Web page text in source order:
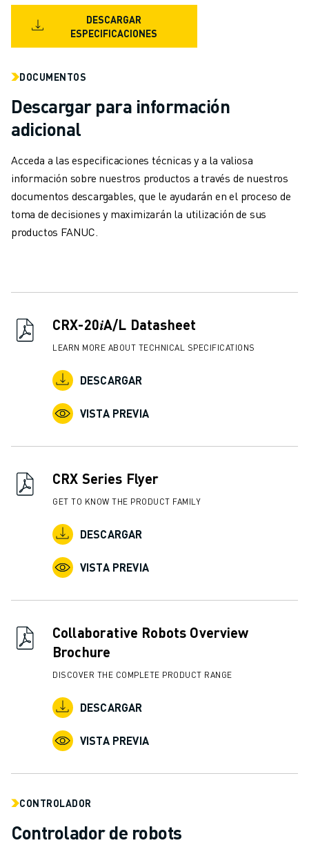
CONTACTAR
IMPRINT
DESCARGAR
ESPECIFICACIONES
DOCUMENTOS
Descargar para información
adicional
Acceda a las especificaciones técnicas y a la valiosa
información sobre nuestros productos a través de nuestros
documentos descargables, que le ayudarán en el proceso de
toma de decisiones y maximizarán la utilización de sus
productos FANUC.
CRX-20𝑖A/L Datasheet
LEARN MORE ABOUT TECHNICAL SPECIFICATIONS
DESCARGAR
VISTA PREVIA
CRX Series Flyer
GET TO KNOW THE PRODUCT FAMILY
DESCARGAR
VISTA PREVIA
Collaborative Robots Overview
Brochure
DISCOVER THE COMPLETE PRODUCT RANGE
DESCARGAR
VISTA PREVIA
CONTROLADOR
Controlador de robots